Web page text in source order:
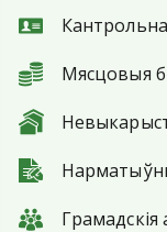
Мясцовыя
Грамадскія